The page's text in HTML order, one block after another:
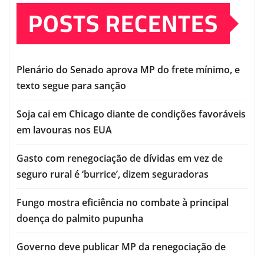
POSTS RECENTES
Plenário do Senado aprova MP do frete mínimo, e
texto segue para sanção
Soja cai em Chicago diante de condições favoráveis
em lavouras nos EUA
Gasto com renegociação de dívidas em vez de
seguro rural é ‘burrice’, dizem seguradoras
Fungo mostra eficiência no combate à principal
doença do palmito pupunha
Governo deve publicar MP da renegociação de